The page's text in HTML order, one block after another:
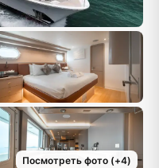
Посмотреть фото(+4)